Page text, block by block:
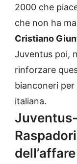
2000 che
che non ha
Cristiano
Juventus poi,
rinforzare
bianconeri
italiana.
dell’affare